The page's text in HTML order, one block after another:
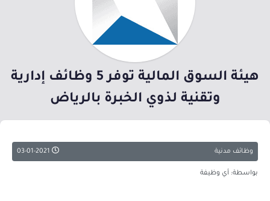
هيئة السوق المالية توفر 5 وظائف إدارية
وتقنية لذوي الخبرة بالرياض
وظائف مدنية
بواسطة: أي وظيفة